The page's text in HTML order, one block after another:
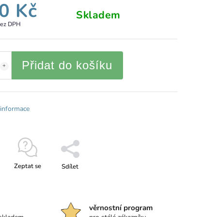
Kč
DPH
Skladem
Přidat do košíku
Zeptat se Sdílet
věrnostní program